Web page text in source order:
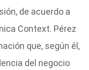
de acuerdo a
Context. Pérez
que, según él,
del negocio